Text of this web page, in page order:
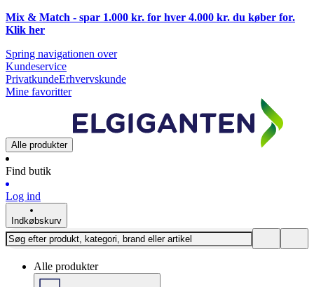
Mix & Match - spar 1.000 kr. for hver 4.000 kr. du køber for.
Klik her
Spring navigationen over
Kundeservice
PrivatkundeErhvervskunde
Mine favoritter
Alle produkter
Find butik
Log ind
Indkøbskurv
Alle produkter